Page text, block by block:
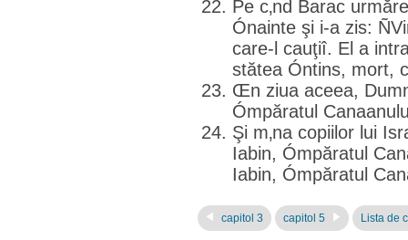
Pe c‚nd Barac
Ónainte şi i-a zis:
care-l cauţiî. El a
stătea Óntins, mort,
Œn ziua aceea,
Ómpăratul
Şi m‚na copiilor lui
Iabin, Ómpăratul
Iabin, Ómpăratul
capitol 3 capitol 5 Lista de